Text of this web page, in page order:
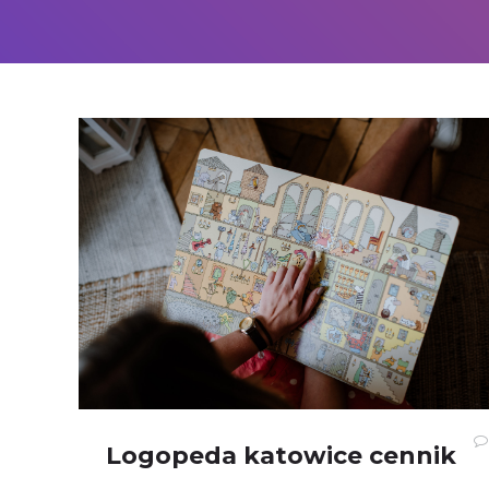
Logopeda katowice cennik